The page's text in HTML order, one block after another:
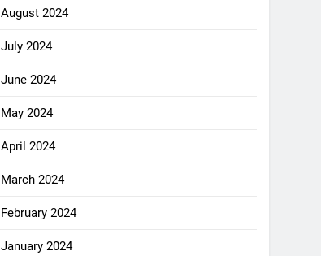
August 2024
July 2024
June 2024
May 2024
April 2024
March 2024
February 2024
January 2024